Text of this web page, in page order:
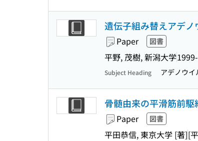
遺伝子組み替えアデ
Paper 図書
平野, 茂樹, 新潟大学
Subject Heading アデノウイ
骨髄由来の平滑筋前
Paper 図書
平田恭信, 東京大学 [著][